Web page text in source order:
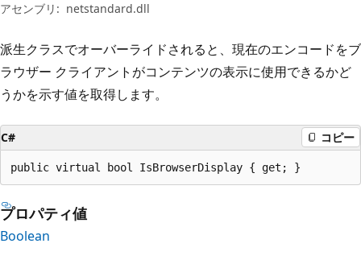
アセンブリ: netstandard.dll
派生クラスでオーバーライドされると、現在のエンコードをブ
ラウザー クライアントがコンテンツの表示に使用できるかど
うかを示す値を取得します。
C# コピー
public virtual bool IsBrowserDisplay { get; }
プロパティ値
Boolean